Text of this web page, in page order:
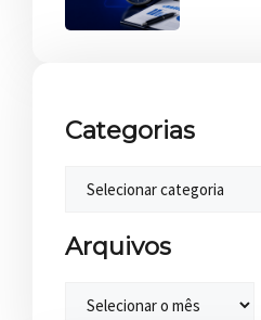
Categorias
Arquivos